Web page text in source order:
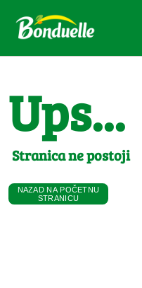
Ups...
Stranica ne postoji
NAZAD NA POČETNU
STRANICU